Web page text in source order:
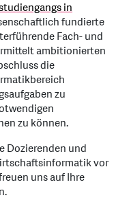
in
fundierte
Fach- und
ambitionierten
die
zu
zu können.
Dozierenden und
vor
uns auf Ihre